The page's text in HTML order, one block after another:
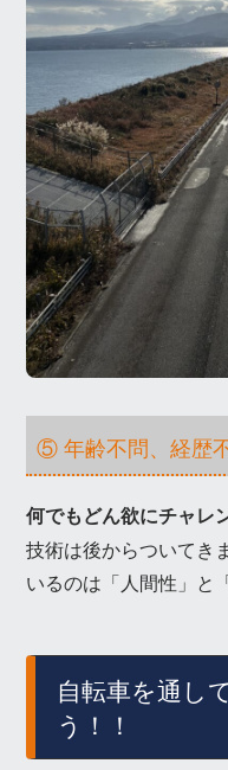
⑤ 年齢不問、経歴
何でもどん欲にチャレ
技術は後からついてき
いるのは「人間性」と
自転車を通し
う！！